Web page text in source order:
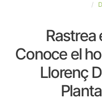
Rastrea
Conoce el
Llorenç